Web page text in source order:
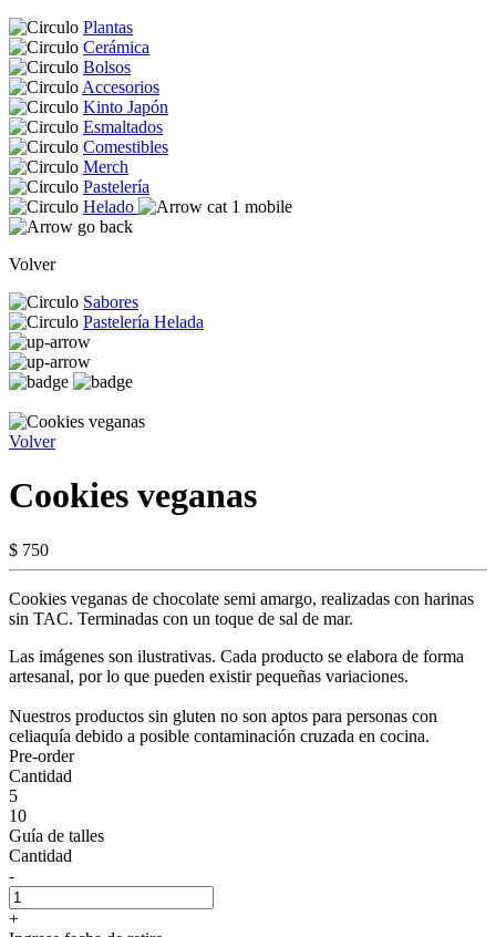
Plantas
Cerámica
Bolsos
Accesorios
Kinto Japón
Esmaltados
Comestibles
Merch
Pastelería
Helado
Volver
Sabores
Pastelería Helada
Volver
Cookies veganas
$ 750
Cookies veganas de chocolate semi amargo, realizadas con harinas
sin TAC. Terminadas con un toque de sal de mar.
Las imágenes son ilustrativas. Cada producto se elabora de forma
artesanal, por lo que pueden existir pequeñas variaciones.
Nuestros productos sin gluten no son aptos para personas con
celiaquía debido a posible contaminación cruzada en cocina.
Pre-order
Cantidad
5
10
Guía de talles
Cantidad
-
+